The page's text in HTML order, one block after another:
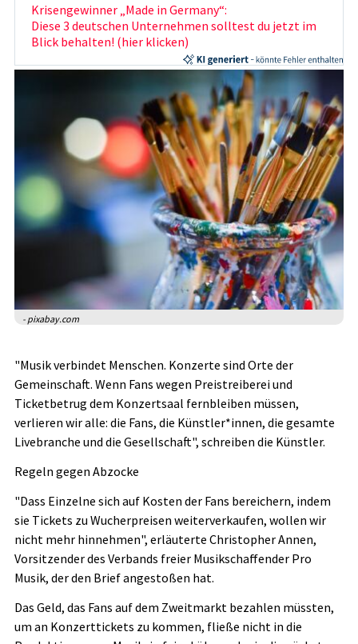
Krisengewinner „Made in Germany“:
Diese 3 deutschen Unternehmen solltest du jetzt im
Blick behalten! (hier klicken)
- pixabay.com
"Musik verbindet Menschen. Konzerte sind Orte der
Gemeinschaft. Wenn Fans wegen Preistreiberei und
Ticketbetrug dem Konzertsaal fernbleiben müssen,
verlieren wir alle: die Fans, die Künstler*innen, die gesamte
Livebranche und die Gesellschaft", schreiben die Künstler.
Regeln gegen Abzocke
"Dass Einzelne sich auf Kosten der Fans bereichern, indem
sie Tickets zu Wucherpreisen weiterverkaufen, wollen wir
nicht mehr hinnehmen", erläuterte Christopher Annen,
Vorsitzender des Verbands freier Musikschaffender Pro
Musik, der den Brief angestoßen hat.
Das Geld, das Fans auf dem Zweitmarkt bezahlen müssten,
um an Konzerttickets zu kommen, fließe nicht in die